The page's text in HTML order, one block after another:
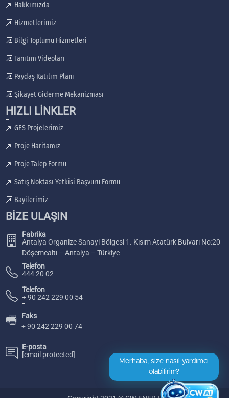
Hakkımızda
Hizmetlerimiz
Bilgi Toplumu Hizmetleri
Tanıtım Videoları
Paydaş Katılım Planı
Şikayet Giderme Mekanizması
HIZLI LİNKLER
GES Projelerimiz
Proje Haritamız
Proje Talep Formu
Satış Noktası Yetkisi Başvuru Formu
Bayilerimiz
BİZE ULAŞIN
Fabrika
Antalya Organize Sanayi Bölgesi 1. Kısım Atatürk Bulvarı No:20
Döşemealtı – Antalya – Türkiye
Telefon
444 20 02
Telefon
+ 90 242 229 00 54
🖷
Faks
+ 90 242 229 00 74
E-posta
[email protected]
Merhaba, size nasıl yardımcı
olabilirim?